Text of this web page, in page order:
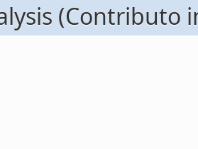
(Contributo